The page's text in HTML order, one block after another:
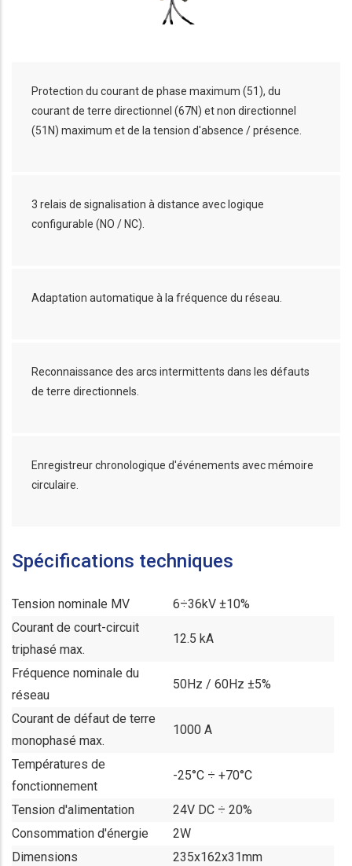
Protection du courant de phase maximum (51), du
courant de terre directionnel (67N) et non directionnel
(51N) maximum et de la tension d'absence / présence.
3 relais de signalisation à distance avec logique
configurable (NO / NC).
Adaptation automatique à la fréquence du réseau.
Reconnaissance des arcs intermittents dans les défauts
de terre directionnels.
Enregistreur chronologique d'événements avec mémoire
circulaire.
Spécifications techniques
Tension nominale MV
6÷36kV ±10%
Courant de court-circuit
triphasé max.
12.5 kA
Fréquence nominale du
réseau
50Hz / 60Hz ±5%
Courant de défaut de terre
monophasé max.
1000 A
Températures de
fonctionnement
-25°C ÷ +70°C
Tension d'alimentation
24V DC ÷ 20%
Consommation d'énergie
2W
Dimensions
235x162x31mm